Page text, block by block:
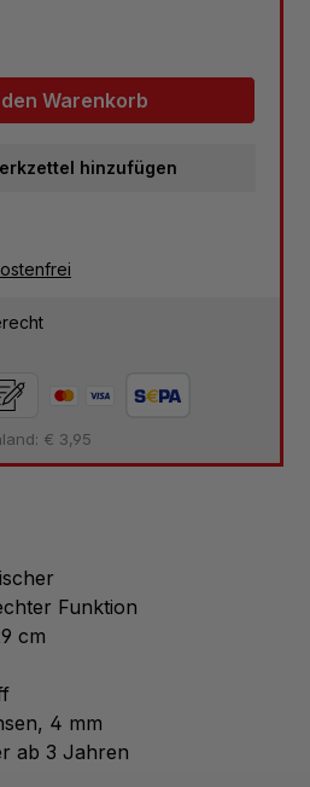
Warenkorb
hinzufügen
€ 3,95
Funktion
cm
4 mm
ab 3 Jahren